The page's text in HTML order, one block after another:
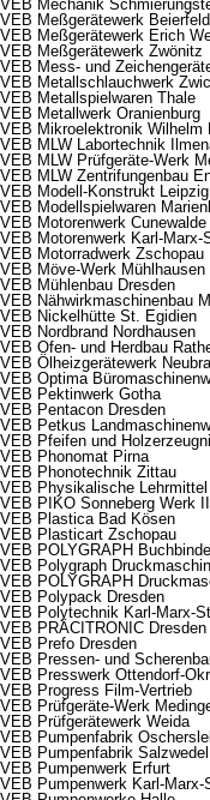
VEB Mechanik
VEB Meßgerätewerk Beierfeld
VEB Meßgerätewerk Erich
VEB Meßgerätewerk Zwönitz
VEB Mess- und
VEB Metallschlauchwerk
VEB Metallspielwaren Thale
VEB Metallwerk Oranienburg
VEB Mikroelektronik Wilhelm
VEB MLW Labortechnik
VEB MLW Prüfgeräte-Werk
VEB MLW Zentrifungenbau
VEB Modell-Konstrukt Leipzig
VEB Modellspielwaren
VEB Motorenwerk Cunewalde
VEB Motorenwerk Karl-Marx-
VEB Motorradwerk Zschopau
VEB Möve-Werk Mühlhausen
VEB Mühlenbau Dresden
VEB Nähwirkmaschinenbau
VEB Nickelhütte St. Egidien
VEB Nordbrand Nordhausen
VEB Ofen- und Herdbau
VEB Ölheizgerätewerk
VEB Optima
VEB Pektinwerk Gotha
VEB Pentacon Dresden
VEB Petkus
VEB Pfeifen und
VEB Phonomat Pirna
VEB Phonotechnik Zittau
VEB Physikalische
VEB PIKO Sonneberg Werk
VEB Plastica Bad Kösen
VEB Plasticart Zschopau
VEB POLYGRAPH
VEB Polygraph
VEB POLYGRAPH
VEB Polypack Dresden
VEB Polytechnik Karl-Marx-
VEB PRÄCITRONIC Dresden
VEB Prefo Dresden
VEB Pressen- und
VEB Presswerk Ottendorf-
VEB Progress Film-Vertrieb
VEB Prüfgeräte-Werk
VEB Prüfgerätewerk Weida
VEB Pumpenfabrik
VEB Pumpenfabrik Salzwedel
VEB Pumpenwerk Erfurt
VEB Pumpenwerk Karl-Marx-